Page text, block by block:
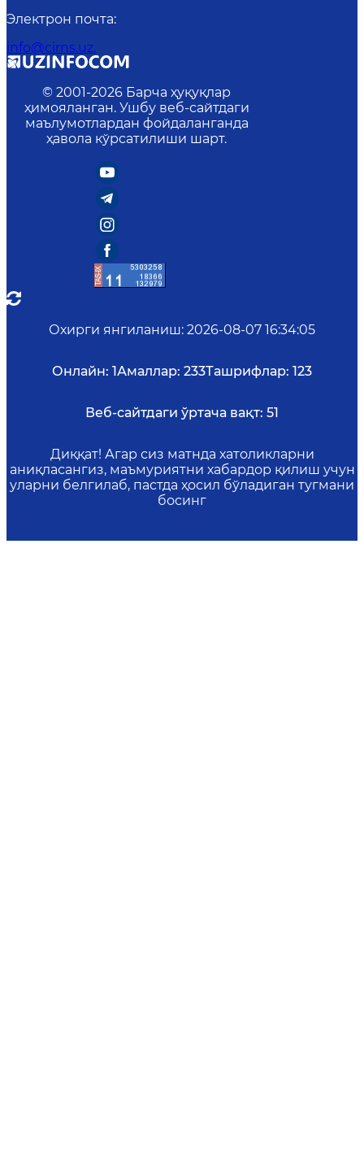
Электрон почта:
info@cirns.uz.
© 2001-2026 Барча ҳуқуқлар
ҳимояланган. Ушбу веб-сайтдаги
маълумотлардан фойдаланганда
ҳавола кўрсатилиши шарт.
Охирги янгиланиш: 2026-08-07 16:34:05
Онлайн: 1Амаллар: 233Ташрифлар: 123
Веб-сайтдаги ўртача вақт: 51
Диққат! Агар сиз матнда хатоликларни
аниқласангиз, маъмуриятни хабардор қилиш учун
уларни белгилаб, пастда ҳосил бўладиган тугмани
босинг